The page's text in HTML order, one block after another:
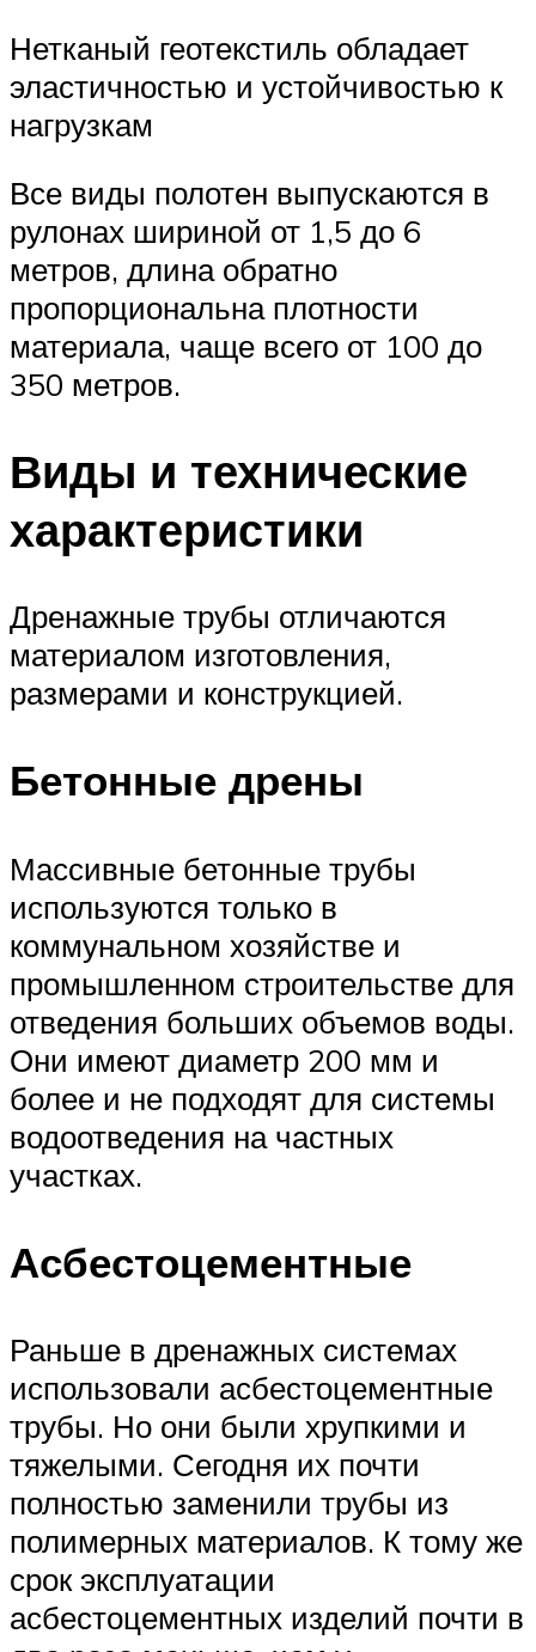
Нетканый геотекстиль обладает
эластичностью и устойчивостью к
нагрузкам
Все виды полотен выпускаются в
рулонах шириной от 1,5 до 6
метров, длина обратно
пропорциональна плотности
материала, чаще всего от 100 до
350 метров.
Виды и технические
характеристики
Дренажные трубы отличаются
материалом изготовления,
размерами и конструкцией.
Бетонные дрены
Массивные бетонные трубы
используются только в
коммунальном хозяйстве и
промышленном строительстве для
отведения больших объемов воды.
Они имеют диаметр 200 мм и
более и не подходят для системы
водоотведения на частных
участках.
Асбестоцементные
Раньше в дренажных системах
использовали асбестоцементные
трубы. Но они были хрупкими и
тяжелыми. Сегодня их почти
полностью заменили трубы из
полимерных материалов. К тому же
срок эксплуатации
асбестоцементных изделий почти в